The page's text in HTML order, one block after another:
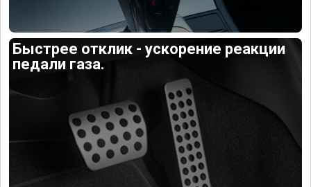
Быстрее отклик - ускорение реакции
педали газа.